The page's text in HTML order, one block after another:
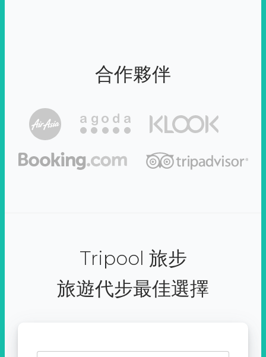
合作夥伴
Tripool 旅步
旅遊代步最佳選擇